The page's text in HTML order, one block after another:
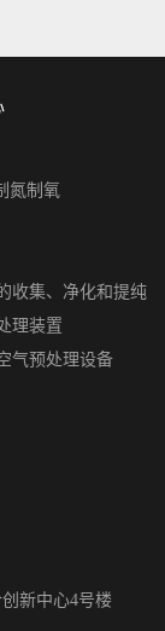
氮制氧
收集、净化和提纯
理装置
气预处理设备
新中心4号楼